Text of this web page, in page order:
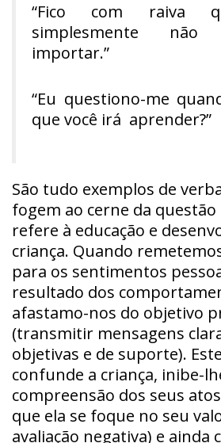
“Fico com raiva
simplesmente
importar.”
“Eu questiono-me
que você irá aprender?”
São tudo exemplos de
fogem ao cerne da questão
refere à educação e
criança. Quando
para os sentimentos
resultado dos
afastamo-nos do objetivo
(transmitir mensagens
objetivas e de suporte).
confunde a criança, inibe-
compreensão dos seus
que ela se foque no seu
avaliação negativa) e ainda